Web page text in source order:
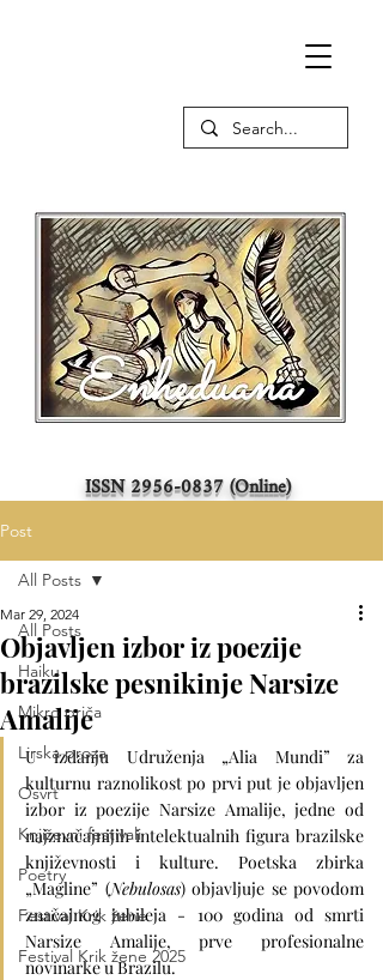
ISSN2956-0837(Online)
Post
All Posts
Haiku
Mikro priča
Lirska proza
Osvrt
Književni festivali
Poetry
Festival Krik žene
Festival Krik žene 2025
All Posts
Objavljen izbor iz poezije
brazilske pesnikinje Narsize
Amalije
Mar 29, 2024
U izdanju Udruženja „Alia Mundi” za
kulturnu raznolikost po prvi put je objavljen
izbor iz poezije Narsize Amalije, jedne od
najznačajnijih intelektualnih figura brazilske
književnosti i kulture. Poetska zbirka
„Magline” (Nebulosas) objavljuje se povodom
značajnog jubileja - 100 godina od smrti
Narsize Amalije, prve profesionalne
novinarke u Brazilu.